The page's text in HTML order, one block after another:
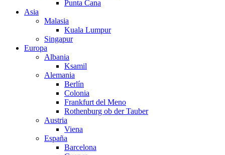
Punta Cana
Asia
Malasia
Kuala Lumpur
Singapur
Europa
Albania
Ksamil
Alemania
Berlín
Colonia
Frankfurt del Meno
Rothenburg ob der Tauber
Austria
Viena
España
Barcelona